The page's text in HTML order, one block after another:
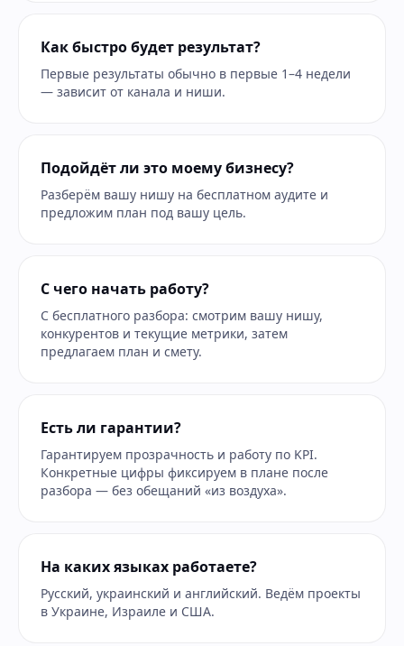
Как быстро будет результат?
Первые результаты обычно в первые 1–4 недели
— зависит от канала и ниши.
Подойдёт ли это моему бизнесу?
Разберём вашу нишу на бесплатном аудите и
предложим план под вашу цель.
С чего начать работу?
С бесплатного разбора: смотрим вашу нишу,
конкурентов и текущие метрики, затем
предлагаем план и смету.
Есть ли гарантии?
Гарантируем прозрачность и работу по KPI.
Конкретные цифры фиксируем в плане после
разбора — без обещаний «из воздуха».
На каких языках работаете?
Русский, украинский и английский. Ведём проекты
в Украине, Израиле и США.